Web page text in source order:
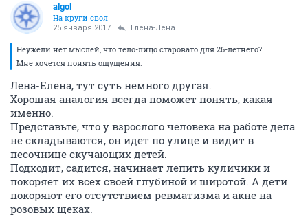
аlgоl
На круги своя
25 января 2017 Елена-Лена
Неужели нет мыслей, что тело-лицо старовато для 26-летнего?
Мне хочется понять ощущения.
Лена-Елена, тут суть немного другая.
Хорошая аналогия всегда поможет понять, какая
именно.
Представьте, что у взрослого человека на работе дела
не складываются, он идет по улице и видит в
песочнице скучающих детей.
Подходит, садится, начинает лепить куличики и
покоряет их всех своей глубиной и широтой. А дети
покоряют его отсутствием ревматизма и акне на
розовых щеках.